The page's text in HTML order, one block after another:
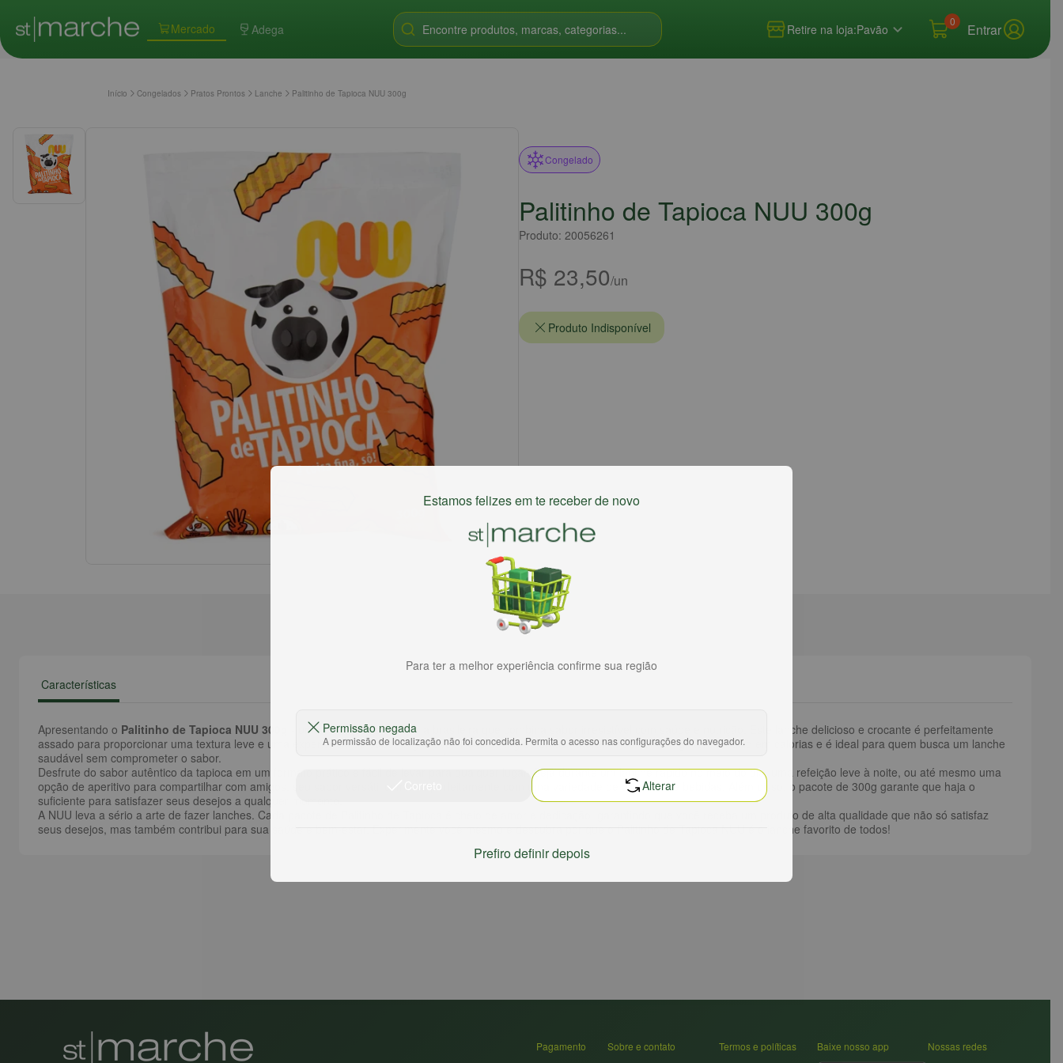
Mercado Adega Encontre produtos, marcas, categorias... Retire na loja:Pavão
0 Entrar
Início Congelados Pratos Prontos Lanche Palitinho de Tapioca NUU 300g
Congelado
Palitinho de Tapioca NUU 300g
Produto: 20056261
R$ 23,50/un
Produto Indisponível
Características
Apresentando o Palitinho de Tapioca NUU 300g
- uma inovação na culinária brasileira que combina sabor irresistível com saúde e nutrição. Este lanche delicioso e crocante é perfeitamente
assado para proporcionar uma textura leve e uma experiência de sabor inigualável. Feito de ingredientes naturais, não contém glúten, é baixo em calorias e é ideal para quem busca um lanche
saudável sem comprometer o sabor.
Desfrute do sabor autêntico da tapioca em um formato prático e fácil de levar para qualquer lugar. Seja durante um lanche rápido no meio do dia, uma refeição leve à noite, ou até mesmo uma
opção de aperitivo para compartilhar com amigos, seu sabor versátil combina perfeitamente com uma variedade de alimentos e bebidas. Além disso, o pacote de 300g garante que haja o
suficiente para satisfazer seus desejos a qualquer momento.
A NUU leva a sério a arte de fazer lanches. Cada pacote de Palitinho de Tapioca é cheio de amor e dedicação, garantindo que você receba um produto de alta qualidade que não só satisfaz
seus desejos, mas também contribui para sua saúde e bem-estar. Experimente você mesmo e descubra por que o Palitinho de Tapioca NUU é o lanche favorito de todos!
Pagamento Sobre e contato Termos e políticas Baixe nosso app Nossas redes
Estamos felizes em te receber de novo
Para ter a melhor experiência confirme sua região
Permissão negada
A permissão de localização não foi concedida. Permita o acesso nas configurações do navegador.
Alterar
Prefiro definir depois